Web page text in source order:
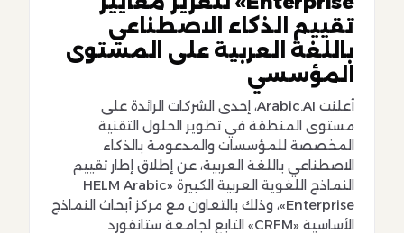
تقييم الذكاء الاصطناعي
باللغة العربية على المستوى
المؤسسي
أعلنت Arabic.AI، إحدى الشركات الرائدة على
مستوى المنطقة في تطوير الحلول التقنية
المخصصة للمؤسسات والمدعومة بالذكاء
الاصطناعي باللغة العربية، عن إطلاق إطار تقييم
النماذج اللغوية العربية الكبيرة «HELM Arabic
Enterprise»، وذلك بالتعاون مع مركز أبحاث النماذج
الأساسية «CRFM» التابع لجامعة ستانفورد